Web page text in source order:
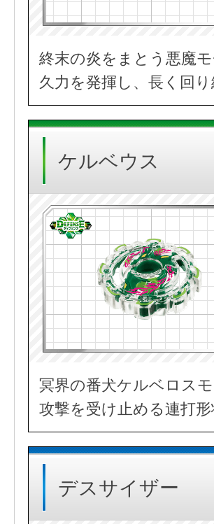
終末の炎をまとう悪魔
久力を発揮し、長く回
ケルベウス
冥界の番犬ケルベロス
攻撃を受け止める連打
デスサイザー